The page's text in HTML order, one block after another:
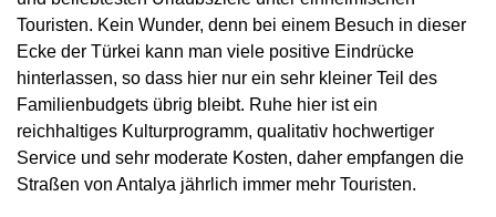
Touristen. Kein Wunder, denn bei einem Besuch in dieser
Ecke der Türkei kann man viele positive Eindrücke
hinterlassen, so dass hier nur ein sehr kleiner Teil des
Familienbudgets übrig bleibt. Ruhe hier ist ein
reichhaltiges Kulturprogramm, qualitativ hochwertiger
Service und sehr moderate Kosten, daher empfangen die
Straßen von Antalya jährlich immer mehr Touristen.